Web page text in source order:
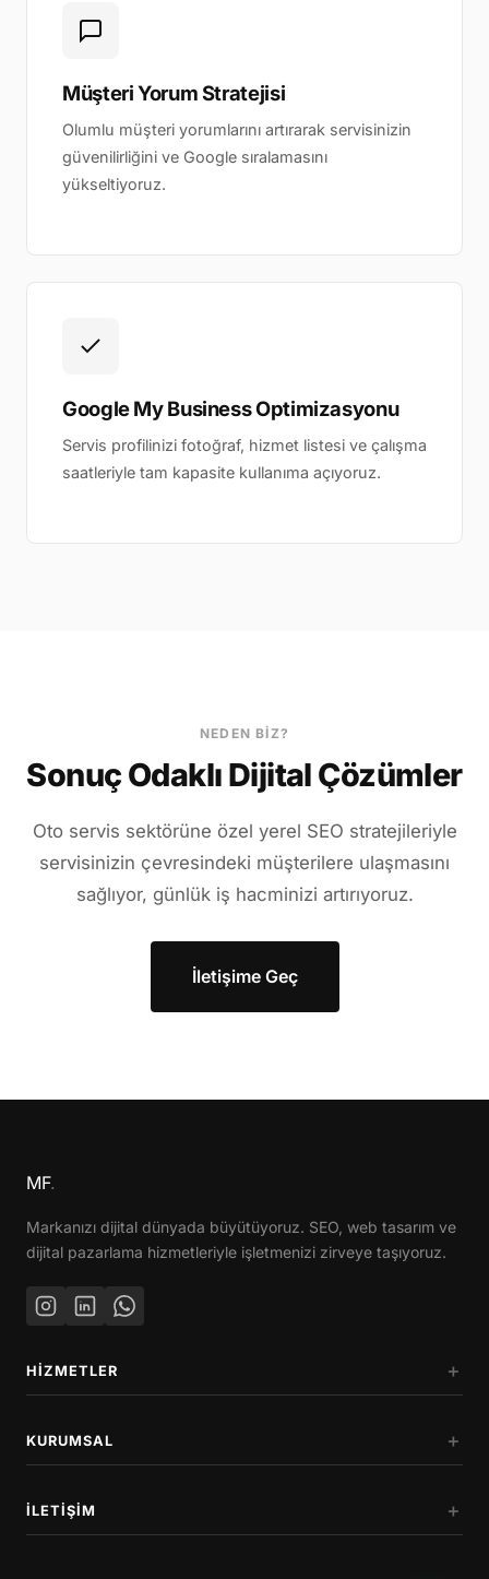
Müşteri Yorum Stratejisi
Olumlu müşteri yorumlarını artırarak servisinizin
güvenilirliğini ve Google sıralamasını
yükseltiyoruz.
Google My Business Optimizasyonu
Servis profilinizi fotoğraf, hizmet listesi ve çalışma
saatleriyle tam kapasite kullanıma açıyoruz.
NEDEN BIZ?
Sonuç Odaklı Dijital Çözümler
Oto servis sektörüne özel yerel SEO stratejileriyle
servisinizin çevresindeki müşterilere ulaşmasını
sağlıyor, günlük iş hacminizi artırıyoruz.
İletişime Geç
MF.
Markanızı dijital dünyada büyütüyoruz. SEO, web tasarım ve
dijital pazarlama hizmetleriyle işletmenizi zirveye taşıyoruz.
HIZMETLER
KURUMSAL
İLETIŞIM